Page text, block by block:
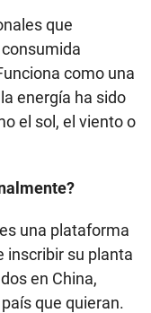
que
como una
energía ha sido
el sol, el viento o
una plataforma
inscribir su planta
en China,
que quieran.